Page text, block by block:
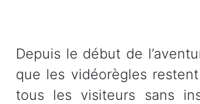
Depuis le début de
que les vidéorègles
tous les visiteurs sans